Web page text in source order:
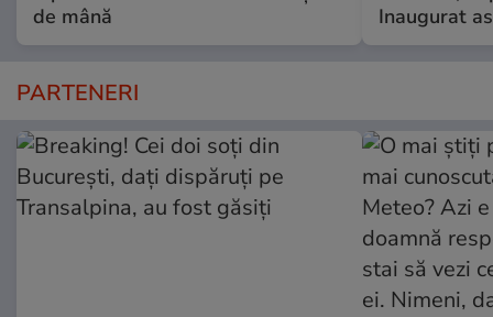
de mână
Inaugurat
PARTENERI